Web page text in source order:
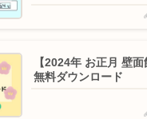
【2024年 お正月 壁
無料ダウンロード